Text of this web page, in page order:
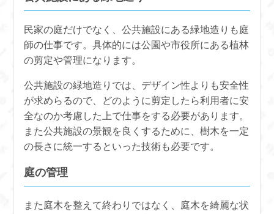
民家の庭だけでなく、公共施設にある緑地造りも庭
師の仕事です。具体的には公園や市役所にある植林
の剪定や管理になります。
公共施設の緑地造りでは、デザイン性よりも安全性
が求めらるので、どのように剪定したら利用者に安
全なのか考慮した上で仕事をする必要があります。
また公共施設の景観を良くするために、樹木を一定
の長さに統一するといった技術も必要です。
庭の管理
また庭木を整えて終わりではなく、庭木を綺麗な状